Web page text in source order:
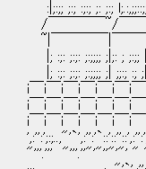
:|;:;; ;:; :;:; ;: ;:;
/￣￣￣￣~/￣￣
~|￣￣￣￣|￣
|; :;: ;:;: ;:;;;; ;|;: ;
|; :;: ;:;: ;:;;;; ;|
i￣i￣i￣i￣i￣i￣i￣
i￣i￣i￣i￣i￣i￣i￣
i￣i￣i￣i￣i￣i
"'''.''' "'''.''"'"''"'"' "